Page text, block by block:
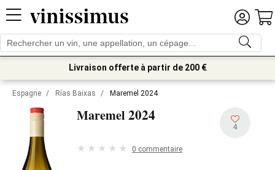
Livraison offerte à partir de 200 €
Espagne / Rías Baixas / Maremel 2024
Maremel 2024
4
0 commentaire